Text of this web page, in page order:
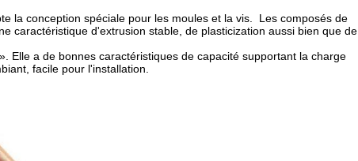
la conception spéciale pour les moules et la vis. Les composés de
caractéristique d'extrusion stable, de plasticization aussi bien que de
Elle a de bonnes caractéristiques de capacité supportant la charge
facile pour l'installation.